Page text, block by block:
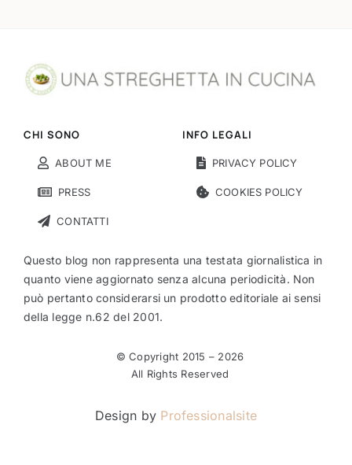
CHI SONO
ABOUT ME
PRESS
CONTATTI
INFO LEGALI
PRIVACY POLICY
COOKIES POLICY
Questo blog non rappresenta una testata giornalistica in
quanto viene aggiornato senza alcuna periodicità. Non
può pertanto considerarsi un prodotto editoriale ai sensi
della legge n.62 del 2001.
© Copyright 2015 – 2026
All Rights Reserved
Design by Professionalsite